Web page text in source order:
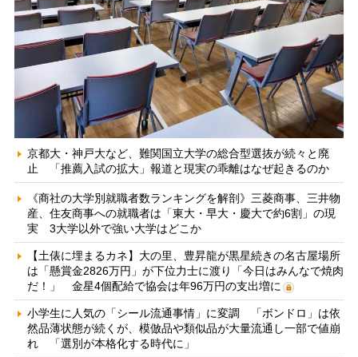
京都大・神戸大など、難関国立大学の総合型選抜が続々と廃
止 「推薦入試の拡大」報道と現実の乖離はなぜ起きるのか
《商社の大学別就職者数ランキングを解剖》三菱商事、三井物
産、住友商事への就職者は「東大・早大・慶大で約6割」の現
実 3大学以外で強い大学はどこか
【土俵に埋まるカネ】大の里、豊昇龍が黒星続きの名古屋場所
は「懸賞金2826万円」が下位力士に渡り「今日はみんなで焼肉
だ！」 金星4個配給で協会は年96万円の支出増に
小学生に人気の「シール流通事情」に変調 「ボンドロ」は依
然品薄状態が続くが、模倣品や類似品が大量流通し一部で値崩
れ 「選別が本格化する時代に」